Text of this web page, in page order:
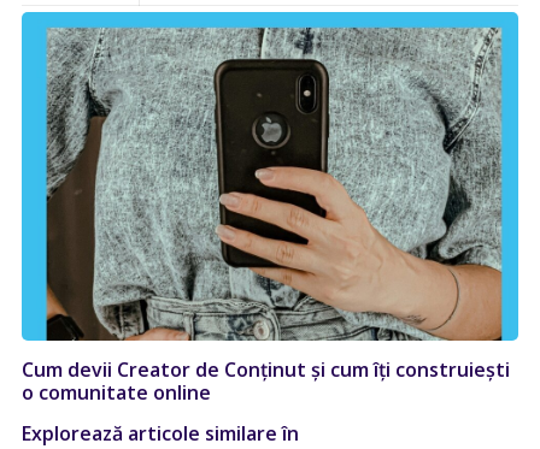
Cum devii Creator de Conținut și cum îți construiești
o comunitate online
Explorează articole similare în